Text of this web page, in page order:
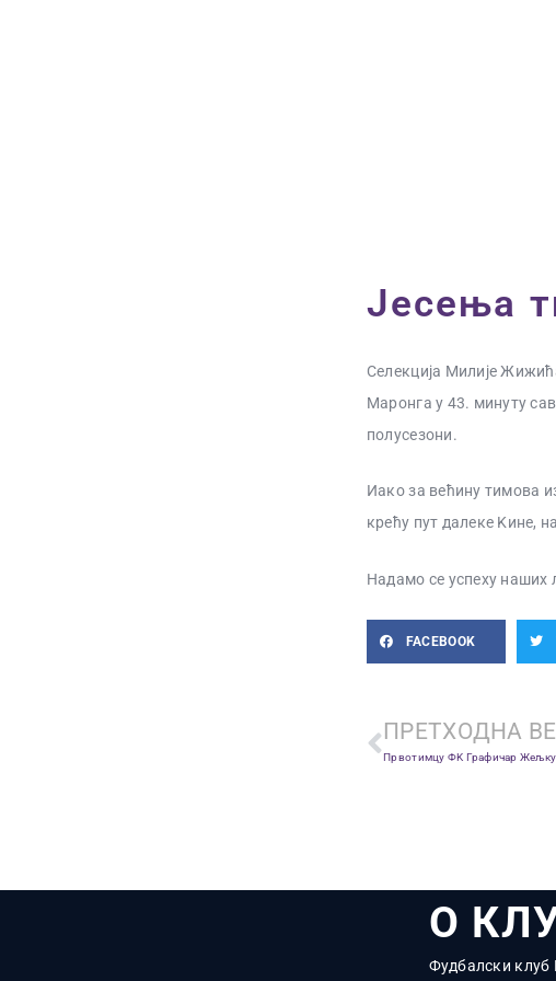
Јесења
Селекција Милије
Маронга у 43. минуту
полусезони.
Иако за већину тимова
крећу пут далеке Kине,
Надамо се успеху наших
FACEBOOK
ПРЕТХОДНА
О
Фудбалски клуб